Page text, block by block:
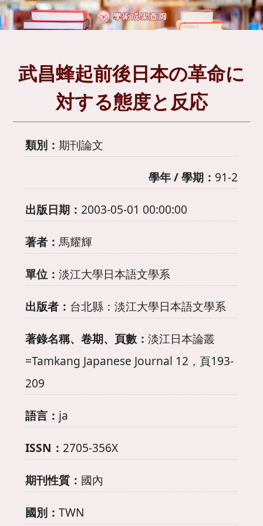
武昌蜂起前後日本の革命に
対する態度と反応
類別： 期刊論文
學年 / 學期： 91-2
出版日期： 2003-05-01 00:00:00
著者： 馬耀輝
單位： 淡江大學日本語文學系
出版者： 台北縣：淡江大學日本語文學系
著錄名稱、卷期、頁數： 淡江日本論叢
=Tamkang Japanese Journal 12，頁193-
209
語言： ja
ISSN： 2705-356X
期刊性質： 國內
國別： TWN